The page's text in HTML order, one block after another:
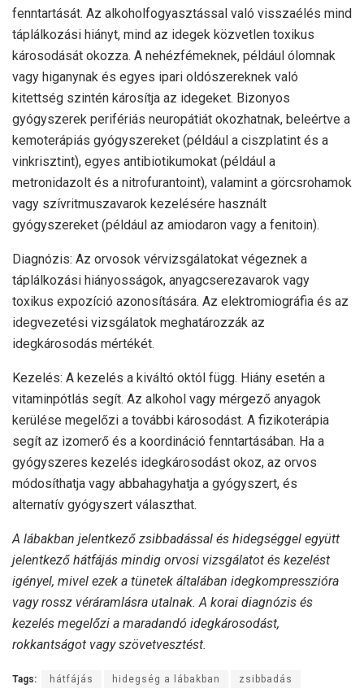
fenntartását. Az alkoholfogyasztással való visszaélés mind
táplálkozási hiányt, mind az idegek közvetlen toxikus
károsodását okozza. A nehézfémeknek, például ólomnak
vagy higanynak és egyes ipari oldószereknek való
kitettség szintén károsítja az idegeket. Bizonyos
gyógyszerek perifériás neuropátiát okozhatnak, beleértve a
kemoterápiás gyógyszereket (például a ciszplatint és a
vinkrisztint), egyes antibiotikumokat (például a
metronidazolt és a nitrofurantoint), valamint a görcsrohamok
vagy szívritmuszavarok kezelésére használt
gyógyszereket (például az amiodaron vagy a fenitoin).
Diagnózis: Az orvosok vérvizsgálatokat végeznek a
táplálkozási hiányosságok, anyagcserezavarok vagy
toxikus expozíció azonosítására. Az elektromiográfia és az
idegvezetési vizsgálatok meghatározzák az
idegkárosodás mértékét.
Kezelés: A kezelés a kiváltó októl függ. Hiány esetén a
vitaminpótlás segít. Az alkohol vagy mérgező anyagok
kerülése megelőzi a további károsodást. A fizikoterápia
segít az izomerő és a koordináció fenntartásában. Ha a
gyógyszeres kezelés idegkárosodást okoz, az orvos
módosíthatja vagy abbahagyhatja a gyógyszert, és
alternatív gyógyszert választhat.
A lábakban jelentkező zsibbadással és hidegséggel együtt
jelentkező hátfájás mindig orvosi vizsgálatot és kezelést
igényel, mivel ezek a tünetek általában idegkompresszióra
vagy rossz véráramlásra utalnak. A korai diagnózis és
kezelés megelőzi a maradandó idegkárosodást,
rokkantságot vagy szövetvesztést.
Tags: hátfájás hidegség a lábakban zsibbadás